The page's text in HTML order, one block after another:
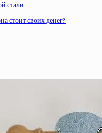
стали
стоит своих денег?